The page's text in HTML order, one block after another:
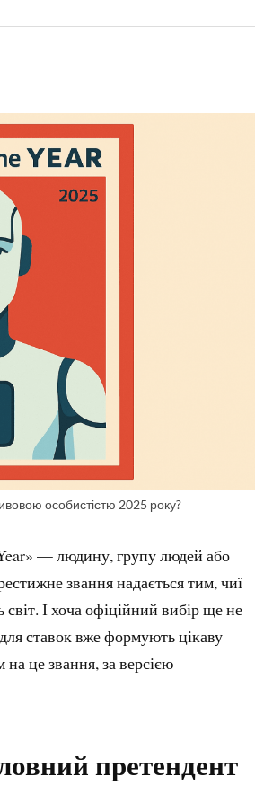
особистістю 2025 року?
— людину, групу людей або
звання надається тим, чиї
І хоча офіційний вибір ще не
ставок вже формують цікаву
це звання, за версією
претендент